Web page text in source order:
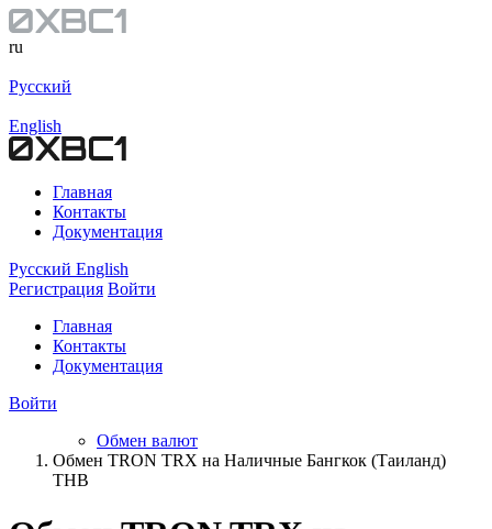
ru
Русский
English
Главная
Контакты
Документация
Русский English
Регистрация Войти
Главная
Контакты
Документация
Войти
Обмен валют
Обмен TRON TRX на Наличные Бангкок (Таиланд)
THB